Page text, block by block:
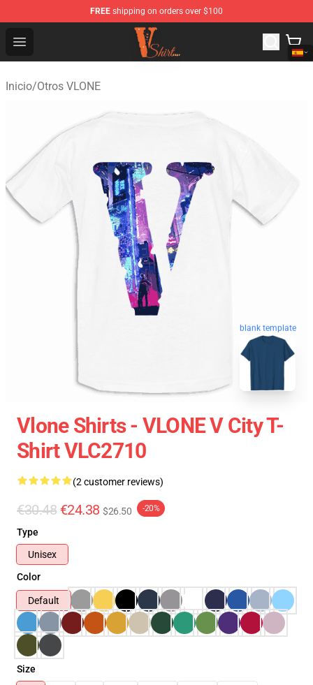
FREE shipping on orders over $100
Open menu
Vlone Shirt Store - Official Vlone Shirt Shop
Inicio/Otros VLONE
blank template
Vlone Shirts - VLONE V City T-
Shirt VLC2710
(2 customer reviews)
€30.48 €24.38 $26.50 -20%
Type
Unisex
Color
Default
Size